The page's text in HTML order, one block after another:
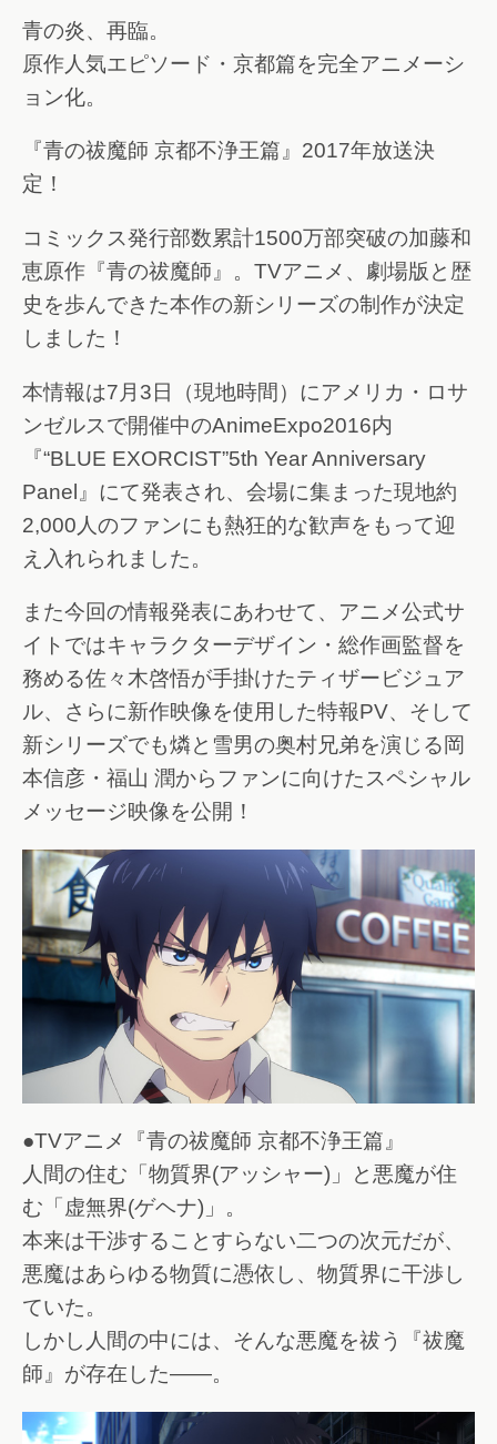
青の炎、再臨。
原作人気エピソード・京都篇を完全アニメーシ
ョン化。
『青の祓魔師 京都不浄王篇』2017年放送決
定！
コミックス発行部数累計1500万部突破の加藤和
恵原作『青の祓魔師』。TVアニメ、劇場版と歴
史を歩んできた本作の新シリーズの制作が決定
しました！
本情報は7月3日（現地時間）にアメリカ・ロサ
ンゼルスで開催中のAnimeExpo2016内
『“BLUE EXORCIST”5th Year Anniversary
Panel』にて発表され、会場に集まった現地約
2,000人のファンにも熱狂的な歓声をもって迎
え入れられました。
また今回の情報発表にあわせて、アニメ公式サ
イトではキャラクターデザイン・総作画監督を
務める佐々木啓悟が手掛けたティザービジュア
ル、さらに新作映像を使用した特報PV、そして
新シリーズでも燐と雪男の奥村兄弟を演じる岡
本信彦・福山 潤からファンに向けたスペシャル
メッセージ映像を公開！
●TVアニメ『青の祓魔師 京都不浄王篇』
人間の住む「物質界(アッシャー)」と悪魔が住
む「虚無界(ゲヘナ)」。
本来は干渉することすらない二つの次元だが、
悪魔はあらゆる物質に憑依し、物質界に干渉し
ていた。
しかし人間の中には、そんな悪魔を祓う『祓魔
師』が存在した――。